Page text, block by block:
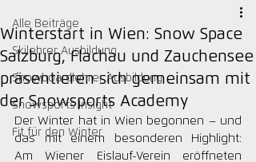
Alle Beiträge
Skilehrer Ausbildung
Snowboardlehrer Ausbildung
Snowsports Insight
Fit für den Winter
Winterstart in Wien: Snow Space
Salzburg, Flachau und Zauchensee
präsentieren sich gemeinsam mit
der Snowsports Academy
Der Winter hat in Wien begonnen – und
das mit einem besonderen Highlight: